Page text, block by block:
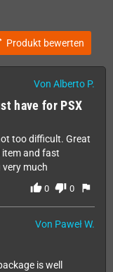
Produkt bewerten
Von Alberto P.
have for PSX
too difficult. Great
item and fast
much
thumb_up 0 thumb_down 0 flag
Von Paweł W.
is well